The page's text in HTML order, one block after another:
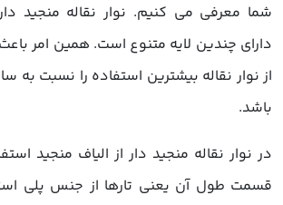
دارای چندین لایه متنوع است. همین امر
از نوار نقاله بیشترین استفاده را نسبت به
باشد.
در نوار نقاله منجید دار از الیاف منجید
قسمت طول آن یعنی تارها از جنس پلی